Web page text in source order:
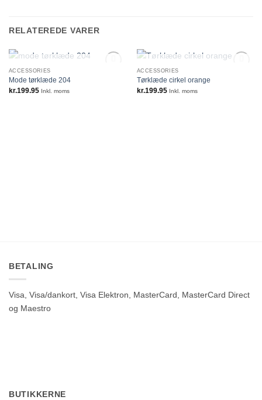
RELATEREDE VARER
IKKE PÅ LAGER
ACCESSORIES
Mode tørklæde 204
kr.199.95 Inkl. moms
IKKE PÅ LAGER
ACCESSORIES
Tørklæde cirkel orange
kr.199.95 Inkl. moms
BETALING
Visa, Visa/dankort, Visa Elektron, MasterCard, MasterCard Direct
og Maestro
BUTIKKERNE